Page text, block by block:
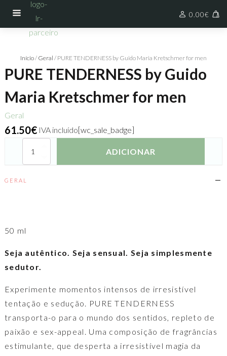
0.00€
Início/ Geral / PURE TENDERNESS by Guido Maria Kretschmer for men
PURE TENDERNESS by Guido
Maria Kretschmer for men
Geral
61.50€IVA incluído[wc_sale_badge]
Quantidade
TENDERNESS
for
ADICIONAR
GERAL
50 ml
Seja autêntico. Seja sensual. Seja simplesmente
sedutor.
Experimente momentos intensos de irresistível
tentação e sedução. PURE TENDERNESS
transporta-o para o mundo dos sentidos, repleto de
paixão e sex-appeal. Uma composição de fragrâncias
estimulante, que desperta a irresistível magia da